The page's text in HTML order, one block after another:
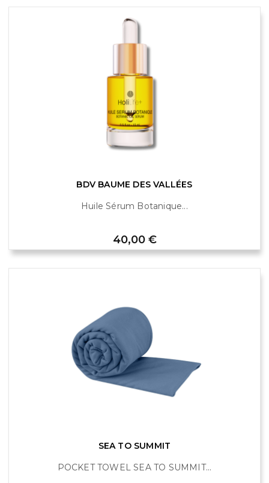
BDV BAUME DES VALLÉES
Huile Sérum Botanique...
Prix
40,00 €
SEA TO SUMMIT
POCKET TOWEL SEA TO SUMMIT...